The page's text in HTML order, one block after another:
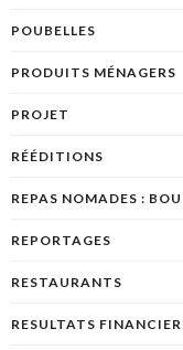
POUBELLES
PRODUITS MÉNAGERS
PROJET
RÉÉDITIONS
REPAS NOMADES :
REPORTAGES
RESTAURANTS
RESULTATS